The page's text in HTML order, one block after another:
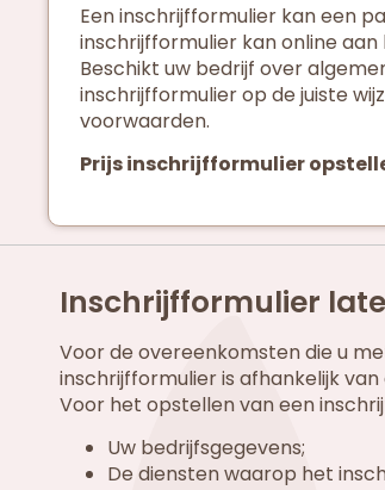
Een inschrijfformulier kan een
inschrijfformulier kan online
Beschikt uw bedrijf over
inschrijfformulier op de juiste
voorwaarden.
Prijs inschrijfformulier
Inschrijfformulier
Voor de overeenkomsten die u
inschrijfformulier is afhankelijk
Voor het opstellen van een
Uw bedrijfsgegevens;
De diensten waarop het